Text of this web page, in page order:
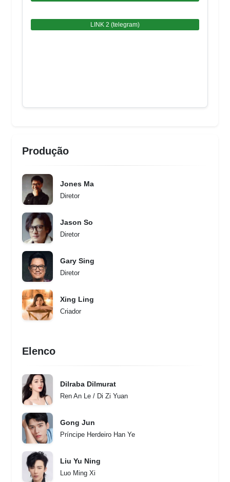
LINK 2 (telegram)
Produção
Jones Ma
Diretor
Jason So
Diretor
Gary Sing
Diretor
Xing Ling
Criador
Elenco
Dilraba Dilmurat
Ren An Le / Di Zi Yuan
Gong Jun
Príncipe Herdeiro Han Ye
Liu Yu Ning
Luo Ming Xi